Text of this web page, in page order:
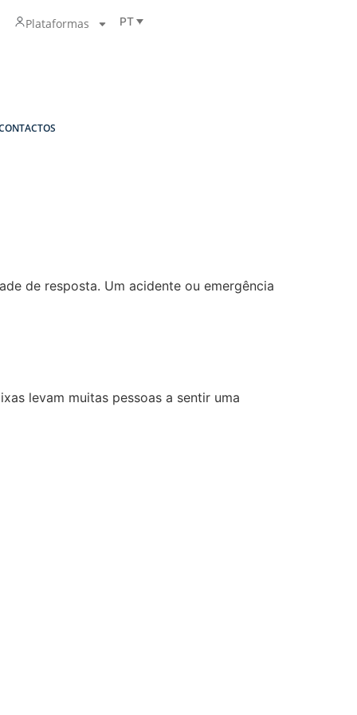
Plataformas PT
de resposta. Um acidente ou emergência
levam muitas pessoas a sentir uma